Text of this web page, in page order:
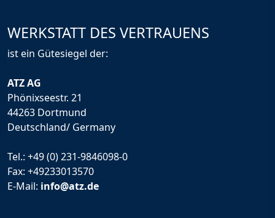
WERKSTATT DES VERTRAUENS
ist ein Gütesiegel der:
ATZ AG
Phönixseestr. 21
44263 Dortmund
Deutschland/ Germany
Tel.: +49 (0) 231-9846098-0
Fax: +49233013570
E-Mail: info@atz.de